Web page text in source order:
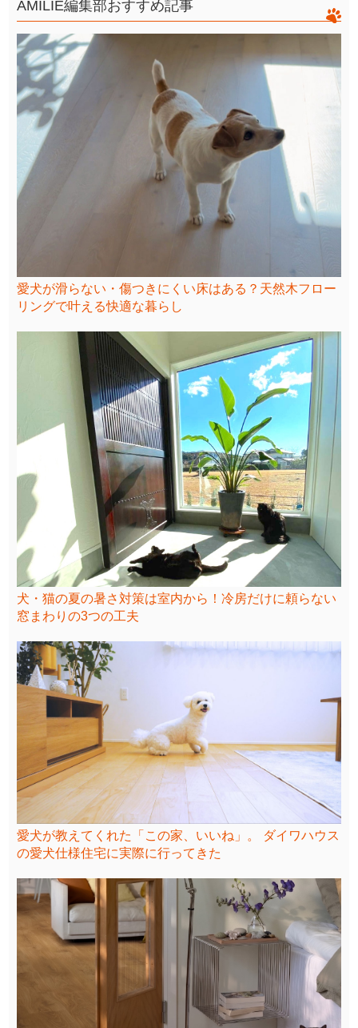
AMILIE編集部おすすめ記事
愛犬が滑らない・傷つきにくい床はある？天然木フロー
リングで叶える快適な暮らし
犬・猫の夏の暑さ対策は室内から！冷房だけに頼らない
窓まわりの3つの工夫
愛犬が教えてくれた「この家、いいね」。 ダイワハウス
の愛犬仕様住宅に実際に行ってきた